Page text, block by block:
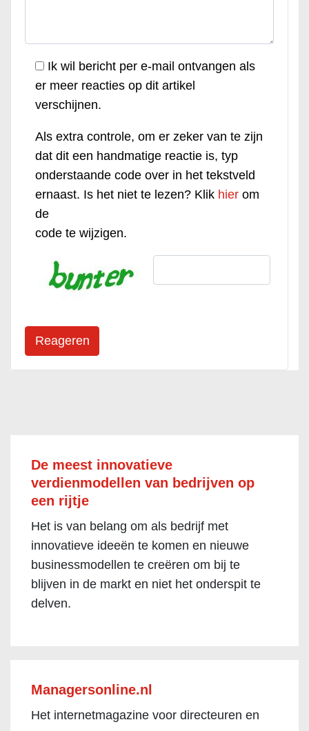
Ik wil bericht per e-mail ontvangen als
er meer reacties op dit artikel
verschijnen.
Als extra controle, om er zeker van te zijn
dat dit een handmatige reactie is, typ
onderstaande code over in het tekstveld
ernaast. Is het niet te lezen? Klik hier om
de
code te wijzigen.
De meest innovatieve
verdienmodellen van bedrijven op
een rijtje
Het is van belang om als bedrijf met
innovatieve ideeën te komen en nieuwe
businessmodellen te creëren om bij te
blijven in de markt en niet het onderspit te
delven.
Managersonline.nl
Het internetmagazine voor directeuren en